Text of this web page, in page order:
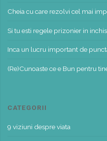
Cheia cu care rezolvi cel mai
Si tu esti regele prizonier in
Inca un lucru important de
(Re)Cunoaste ce e Bun pentru
CATEGORII
9 viziuni despre viata